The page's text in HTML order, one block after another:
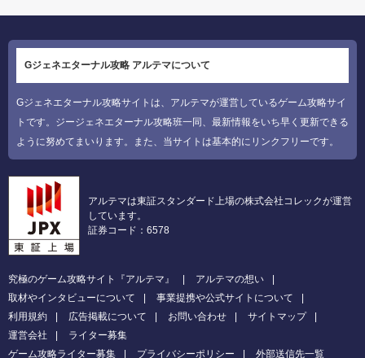
Gジェネエターナル攻略 アルテマについて
Gジェネエターナル攻略サイトは、アルテマが運営しているゲーム攻略サイ
トです。ジージェネエターナル攻略班一同、最新情報をいち早く更新できる
ように努めてまいります。また、当サイトは基本的にリンクフリーです。
アルテマは東証スタンダード上場の株式会社コレックが運営
しています。
証券コード：6578
究極のゲーム攻略サイト『アルテマ』
アルテマの想い
取材やインタビューについて
事業提携や公式サイトについて
利用規約
広告掲載について お問い合わせ
サイトマップ
運営会社
ライター募集
ゲーム攻略ライター募集
プライバシーポリシー 外部送信先一覧